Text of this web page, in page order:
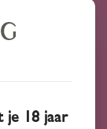
je 18 jaar